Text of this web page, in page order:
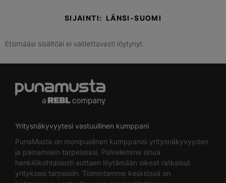
SIJAINTI: LÄNSI-SUOMI
Etsimääsi sisältöäi ei valitettavasti löytynyt.
Yritysnäkyvyytesi vastuullinen kumppani
PunaMusta on monipuolinen kumppanisi yritysnäkyvyyden
ja painamisen tarpeissasi. Palvelemme sinua
henkilökohtaisesti auttaen löytämään oikeat ratkaisut
yrityksesi tarpeisiin. Toimintamme keskiössä on